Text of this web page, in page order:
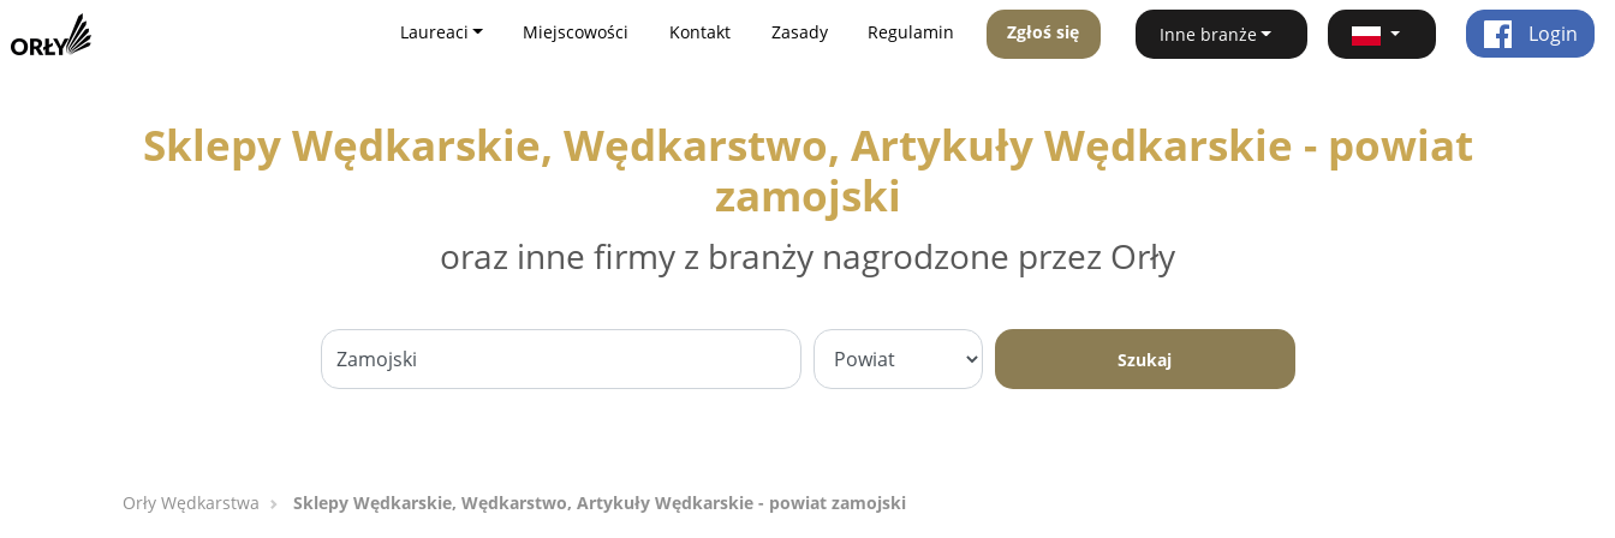
Laureaci Miejscowości Kontakt Zasady Regulamin Zgłoś się Inne branże Login
Sklepy Wędkarskie, Wędkarstwo, Artykuły Wędkarskie - powiat
zamojski
oraz inne firmy z branży nagrodzone przez Orły
Szukaj
Orły Wędkarstwa Sklepy Wędkarskie, Wędkarstwo, Artykuły Wędkarskie - powiat zamojski